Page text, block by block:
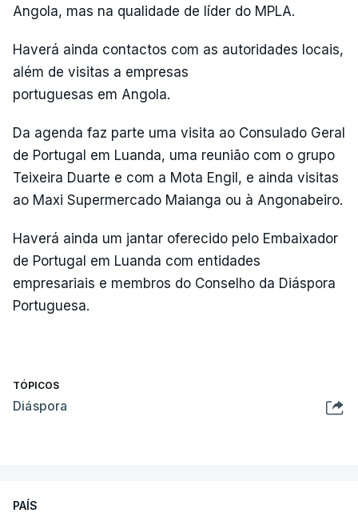
Angola, mas na qualidade de líder do MPLA.
Haverá ainda contactos com as autoridades locais,
além de visitas a empresas
portuguesas em Angola.
Da agenda faz parte uma visita ao Consulado Geral
de Portugal em Luanda, uma reunião com o grupo
Teixeira Duarte e com a Mota Engil, e ainda visitas
ao Maxi Supermercado Maianga ou à Angonabeiro.
Haverá ainda um jantar oferecido pelo Embaixador
de Portugal em Luanda com entidades
empresariais e membros do Conselho da Diáspora
Portuguesa.
TÓPICOS
Diáspora
PAÍS